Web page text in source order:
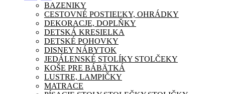
BAZENIKY
CESTOVNÉ POSTIEĽKY, OHRÁDKY
DEKORACJE, DOPLŇKY
DETSKÁ KRESIELKA
DETSKÉ POHOVKY
DISNEY NÁBYTOK
JEDÁLENSKÉ STOLÍKY STOLČEKY
KOŠE PRE BÁBÄTKÁ
LUSTRE, LAMPIČKY
MATRACE